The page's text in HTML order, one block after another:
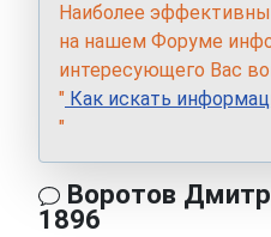
Наиболее
на нашем Форуме
интересующего Вас
" Как искать
"
Воротов
1896